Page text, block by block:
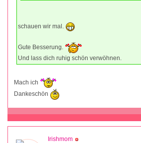
schauen wir mal.
Gute Besserung.
Und lass dich ruhig schön verwöhnen.
Mach ich
Dankeschön
Irishmom